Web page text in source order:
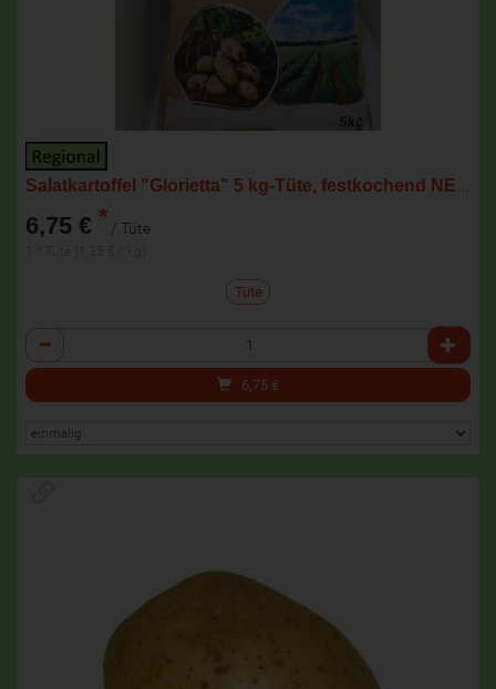
6,75 € * / Tüte
Tüte
Anzahl
6,75 €